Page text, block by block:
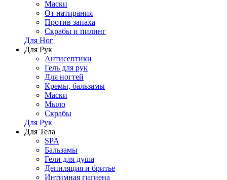
Маски
От натирания
Против запаха
Скрабы и пилинг
Для Ног
Для Рук
Антисептики
Гель для рук
Для ногтей
Кремы, бальзамы
Маски
Мыло
Скрабы
Для Рук
Для Тела
SPA
Бальзамы
Гели для душа
Депиляция и бритье
Интимная гигиена